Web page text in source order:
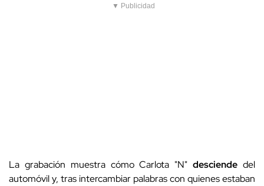
▼ Publicidad
La grabación muestra cómo Carlota "N"desciende del
automóvil y, tras intercambiar palabras con quienes estaban